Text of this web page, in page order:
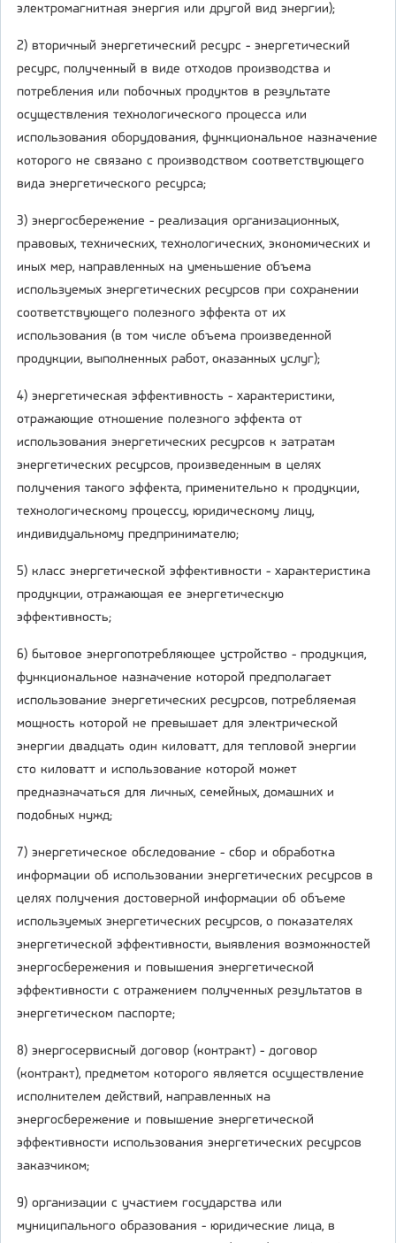
электромагнитная энергия или другой вид энергии);
2) вторичный энергетический ресурс - энергетический
ресурс, полученный в виде отходов производства и
потребления или побочных продуктов в результате
осуществления технологического процесса или
использования оборудования, функциональное назначение
которого не связано с производством соответствующего
вида энергетического ресурса;
3) энергосбережение - реализация организационных,
правовых, технических, технологических, экономических и
иных мер, направленных на уменьшение объема
используемых энергетических ресурсов при сохранении
соответствующего полезного эффекта от их
использования (в том числе объема произведенной
продукции, выполненных работ, оказанных услуг);
4) энергетическая эффективность - характеристики,
отражающие отношение полезного эффекта от
использования энергетических ресурсов к затратам
энергетических ресурсов, произведенным в целях
получения такого эффекта, применительно к продукции,
технологическому процессу, юридическому лицу,
индивидуальному предпринимателю;
5) класс энергетической эффективности - характеристика
продукции, отражающая ее энергетическую
эффективность;
6) бытовое энергопотребляющее устройство - продукция,
функциональное назначение которой предполагает
использование энергетических ресурсов, потребляемая
мощность которой не превышает для электрической
энергии двадцать один киловатт, для тепловой энергии
сто киловатт и использование которой может
предназначаться для личных, семейных, домашних и
подобных нужд;
7) энергетическое обследование - сбор и обработка
информации об использовании энергетических ресурсов в
целях получения достоверной информации об объеме
используемых энергетических ресурсов, о показателях
энергетической эффективности, выявления возможностей
энергосбережения и повышения энергетической
эффективности с отражением полученных результатов в
энергетическом паспорте;
8) энергосервисный договор (контракт) - договор
(контракт), предметом которого является осуществление
исполнителем действий, направленных на
энергосбережение и повышение энергетической
эффективности использования энергетических ресурсов
заказчиком;
9) организации с участием государства или
муниципального образования - юридические лица, в